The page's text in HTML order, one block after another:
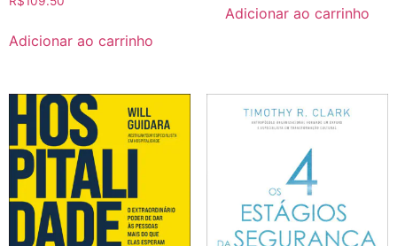
Adicionar ao carrinho
Adicionar ao carrinho